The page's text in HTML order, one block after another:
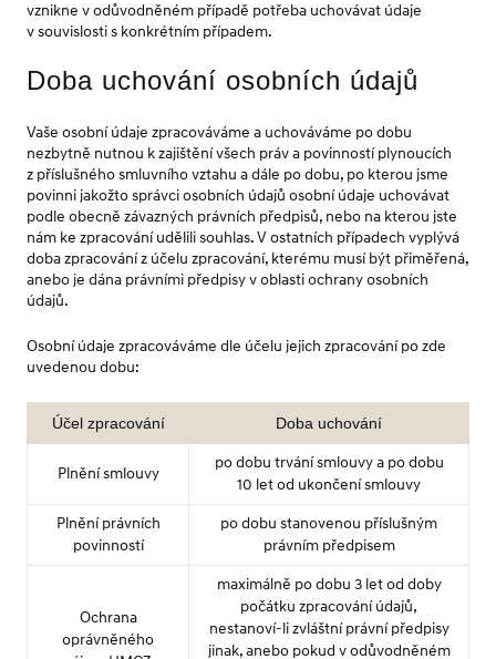
vznikne v odůvodněném případě potřeba uchovávat údaje
v souvislosti s konkrétním případem.
Doba uchování osobních údajů
Vaše osobní údaje zpracováváme a uchováváme po dobu
nezbytně nutnou k zajištění všech práv a povinností plynoucích
z příslušného smluvního vztahu a dále po dobu, po kterou jsme
povinni jakožto správci osobních údajů osobní údaje uchovávat
podle obecně závazných právních předpisů, nebo na kterou jste
nám ke zpracování udělili souhlas. V ostatních případech vyplývá
doba zpracování z účelu zpracování, kterému musí být přiměřená,
anebo je dána právními předpisy v oblasti ochrany osobních
údajů.
Osobní údaje zpracováváme dle účelu jejich zpracování po zde
uvedenou dobu:
Účel zpracování Doba uchování
Plnění smlouvy
po dobu trvání smlouvy a po dobu
10 let od ukončení smlouvy
Plnění právních
povinností
po dobu stanovenou příslušným
právním předpisem
Ochrana
oprávněného
maximálně po dobu 3 let od doby
počátku zpracování údajů,
nestanoví-li zvláštní právní předpisy
jinak, anebo pokud v odůvodněném